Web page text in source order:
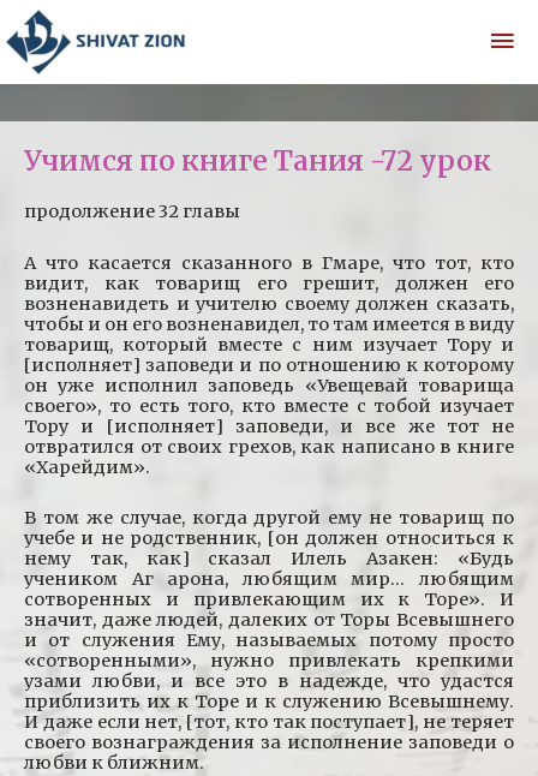
Учимся по книге Тания -72 урок
продолжение 32 главы
А что касается сказанного в Гмаре, что тот, кто
видит, как товарищ его грешит, должен его
возненавидеть и учителю своему должен сказать,
чтобы и он его возненавидел, то там имеется в виду
товарищ, который вместе с ним изучает Тору и
[исполняет] заповеди и по отношению к которому
он уже исполнил заповедь «Увещевай товарища
своего», то есть того, кто вместе с тобой изучает
Тору и [исполняет] заповеди, и все же тот не
отвратился от своих грехов, как написано в книге
«Харейдим».
В том же случае, когда другой ему не товарищ по
учебе и не родственник, [он должен относиться к
нему так, как] сказал Илель Азакен: «Будь
учеником Аг арона, любящим мир… любящим
сотворенных и привлекающим их к Торе». И
значит, даже людей, далеких от Торы Всевышнего
и от служения Ему, называемых потому просто
«сотворенными», нужно привлекать крепкими
узами любви, и все это в надежде, что удастся
приблизить их к Торе и к служению Всевышнему.
И даже если нет, [тот, кто так поступает], не теряет
своего вознаграждения за исполнение заповеди о
любви к ближним.